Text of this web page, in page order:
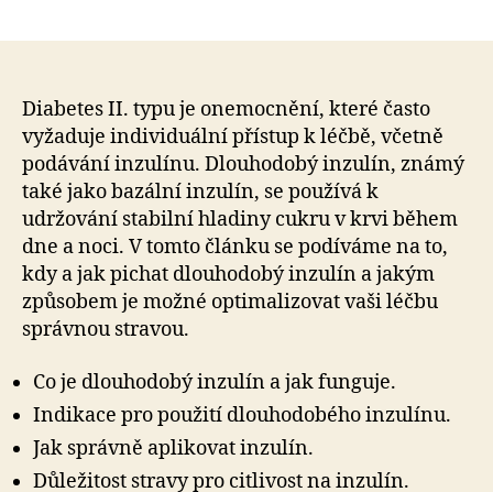
Diabetes II. typu je onemocnění, které často
vyžaduje individuální přístup k léčbě, včetně
podávání inzulínu. Dlouhodobý inzulín, známý
také jako bazální inzulín, se používá k
udržování stabilní hladiny cukru v krvi během
dne a noci. V tomto článku se podíváme na to,
kdy a jak pichat dlouhodobý inzulín a jakým
způsobem je možné optimalizovat vaši léčbu
správnou stravou.
Co je dlouhodobý inzulín a jak funguje.
Indikace pro použití dlouhodobého inzulínu.
Jak správně aplikovat inzulín.
Důležitost stravy pro citlivost na inzulín.